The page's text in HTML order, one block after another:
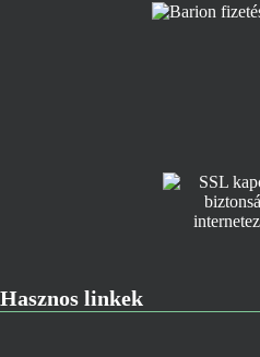
Hasznos linkek